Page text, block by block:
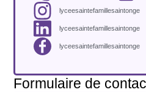
Formulaire de
lyceesaintefamillesaintonge
lyceesaintefamillesaintonge
lyceesaintefamillesaintonge